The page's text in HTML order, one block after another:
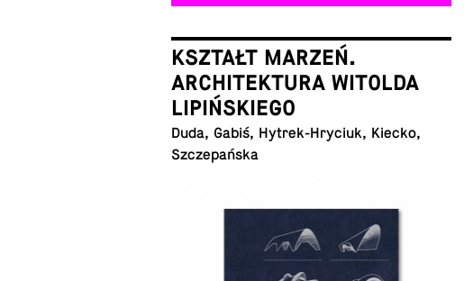
KSZTAŁT MARZEŃ.
ARCHITEKTURA WITOLDA
LIPIŃSKIEGO
Duda, Gabiś, Hy­trek-Hry­ciuk, Kiecko,
Szczepańska